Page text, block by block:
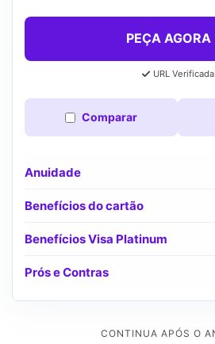
PEÇA AGORA
URL Verificada
Comparar
Anuidade
Benefícios do cartão
Benefícios Visa Platinum
Prós e Contras